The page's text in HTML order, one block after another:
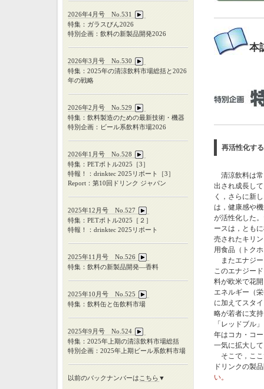
本
再活性化す
清涼飲料は常
出され成長し
く，さらに新
は，健康感や
が活性化した
ースは，とも
売されたキリ
用食品（トク
またエナジー
このエナジー
料が欧米で花
エネルギー（
に加えてスタ
略が若者に支
「レッドブル
年はコカ・コ
一気に拡大し
そこで，ここ
ドリンクの製
い。
2026年4月号 No.531
特集：ガラスびん2026
特別企画：飲料の新製品開発2026
2026年3月号 No.530
特集：2025年の清涼飲料市場総括と2026
年の戦略
2026年2月号 No.529
特集：飲料製造のための最新技術・機器
特別企画：ビール系飲料市場2026
2026年1月号 No.528
特集：PETボトル2025［3］
特報！：drinktec 2025リポート［3］
Report：第10回ドリンク ジャパン
2025年12月号 No.527
特集：PETボトル2025
［２］
特報！：drinktec 2025 リポート
2025年11月号 No.526
特集：飲料の新製品開発―香料
2025年10月号 No.525
特集：飲料缶と缶飲料市場
2025年9月号 No.524
特集：2025年上期の清涼飲料市場総括
特別企画：2025年上期ビール系飲料市場
以前のバックナンバーは こちら ▼